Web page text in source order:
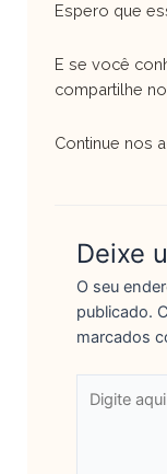
Espero que
E se você
compartilhe
Continue nos
Deixe
O seu
publicado.
marcados